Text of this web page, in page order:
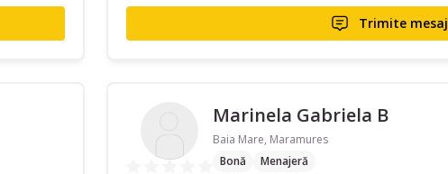
Trimite mesaj
Marinela Gabriela B
Baia Mare, Maramures
Bonă
Menajeră